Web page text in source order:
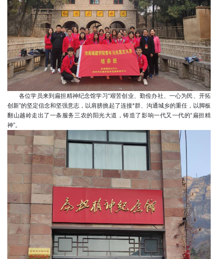
各位学员来到扁担精神纪念馆学习“艰苦创业、勤俭办社、一心为民、开拓
创新”的坚定信念和坚强意志，以肩膀挑起了连接*群、沟通城乡的重任，以脚板
翻山越岭走出了一条服务三农的阳光大道，铸造了影响一代又一代的“扁担精
神”。